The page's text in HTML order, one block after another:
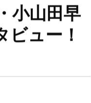
小山田早
ビュー！